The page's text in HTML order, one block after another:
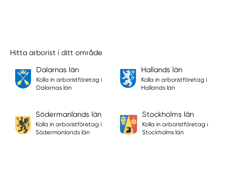
Hitta arborist i ditt område
Dalarnas län
Kolla in arboristföretag i
Dalarnas län
Hallands län
Kolla in arboristföretag i
Hallands län
Södermanlands län
Kolla in arboristföretag i
Södermanlands län
Stockholms län
Kolla in arboristföretag i
Stockholms län